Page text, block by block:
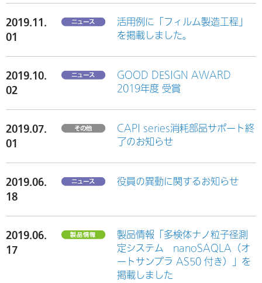
2019.11.
01
活用例に「フィルム製造工程」
を掲載しました。
2019.10.
02
GOOD DESIGN AWARD
2019年度 受賞
2019.07.
01
CAPI series消耗部品サポート終
了のお知らせ
2019.06.
18
役員の異動に関するお知らせ
2019.06.
17
製品情報「多検体ナノ粒子径測
定システム nanoSAQLA（オ
ートサンプラ AS50 付き）」を
掲載しました